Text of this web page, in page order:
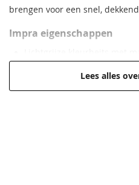
brengen voor een snel,
Impra eigenschappen
Beschermt tegen vocht en
Lees alles